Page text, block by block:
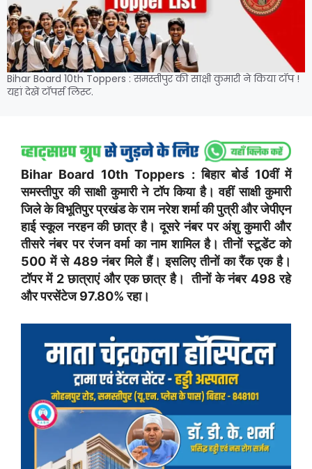
Bihar Board 10th Toppers : समस्तीपुर की साक्षी कुमारी ने किया टॉप !
यहां देखें टॉपर्स लिस्ट.
Bihar Board 10th Toppers : बिहार बोर्ड 10वीं में
समस्तीपुर की साक्षी कुमारी ने टॉप किया है। वहीं साक्षी कुमारी
जिले के विभूतिपुर प्रखंड के राम नरेश शर्मा की पुत्री और जेपीएन
हाई स्कूल नरहन की छात्र है। दूसरे नंबर पर अंशु कुमारी और
तीसरे नंबर पर रंजन वर्मा का नाम शामिल है। तीनों स्टूडेंट को
500 में से 489 नंबर मिले हैं। इसलिए तीनों का रैंक एक है।
टॉपर में 2 छात्राएं और एक छात्र है। तीनों के नंबर 498 रहे
और परसेंटेज 97.80% रहा।